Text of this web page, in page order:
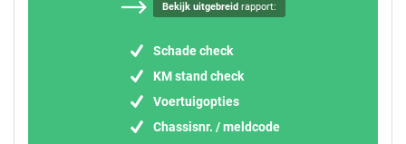
Bekijk uitgebreid rapport:
Schade check
KM stand check
Voertuigopties
Chassisnr. / meldcode